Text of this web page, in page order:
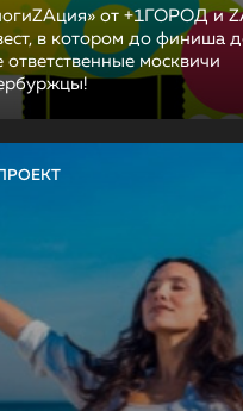
от +1ГОРОД и
в котором до финиша
ответственные москвичи